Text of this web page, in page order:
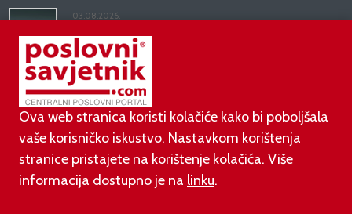
03.08.2026.
Kineski BYD predstavio luksuznu limuzinu veću od
Mercedesove S-klase, obećava domet do 1.000
kilometara
Ova web stranica koristi kolačiće kako bi poboljšala
vaše korisničko iskustvo. Nastavkom korištenja
stranice pristajete na korištenje kolačića. Više
informacija dostupno je na linku.